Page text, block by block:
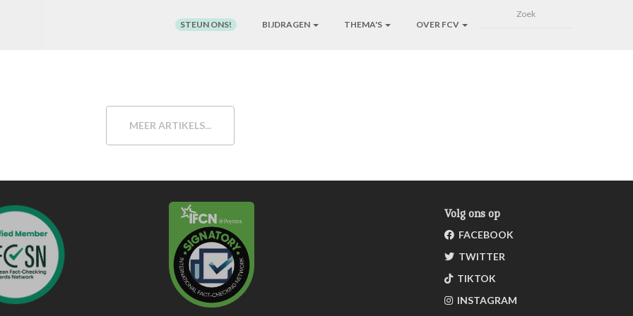
STEUN ONS! BIJDRAGEN THEMA'S OVER FCV
MEER ARTIKELS...
Volg ons op
FACEBOOK
TWITTER
TIKTOK
INSTAGRAM